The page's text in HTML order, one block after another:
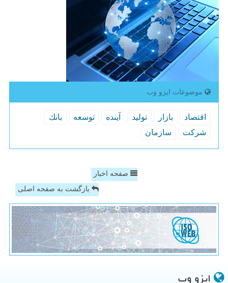
موضوعات ایزو وب
اقتصاد بازار تولید آینده توسعه
بانك
شركت
سازمان
صفحه اخبار
بازگشت به صفحه اصلی
ایزو وب